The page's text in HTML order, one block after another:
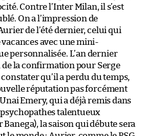
Contre l’Inter Milan, il s’est
On a l’impression de
de l’été dernier, celui qui
avec une mini-
personnalisée. L’an dernier
de la confirmation pour Serge
qu’il a perdu du temps,
réputation pas forcément
Emery, qui a déjà remis dans
talentueux
la saison qui débute sera